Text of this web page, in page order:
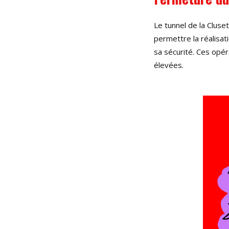
Le tunnel de la
permettre la
sa sécurité. Ces
élevées.